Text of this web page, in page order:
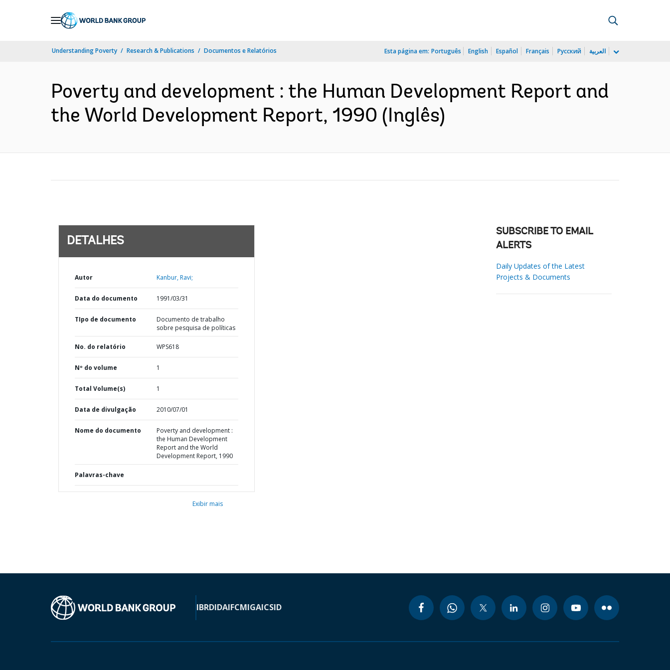
Understanding Poverty Research & Publications Documentos e Relatórios Esta página em: Português English Español Français Русский العربية
Poverty and development : the Human Development Report and
the World Development Report, 1990 (Inglês)
DETALHES
Autor Kanbur, Ravi;
Data do documento 1991/03/31
TIpo de documento
Documento de trabalho
sobre pesquisa de políticas
No. do relatório WPS618
Nº do volume 1
Total Volume(s) 1
Data de divulgação 2010/07/01
Nome do documento
Poverty and development :
the Human Development
Report and the World
Development Report, 1990
Palavras-chave
Exibir mais
SUBSCRIBE TO EMAIL
ALERTS
Daily Updates of the Latest
Projects & Documents
IBRDIDAIFCMIGAICSID